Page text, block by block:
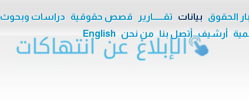
الحقوق بيانات تقــــــارير قصص حقوقية دراسات وبحوث
أرشيف أتصل بنا من نحن English